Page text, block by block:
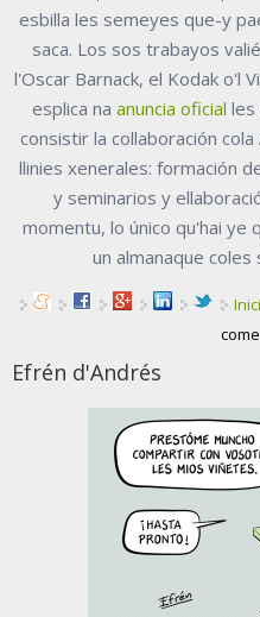
esbilla les semeyes que-y
saca. Los sos trabayos
l'Oscar Barnack, el Kodak o'l
esplica na anuncia oficial les
consistir la collaboración
llinies xenerales: formación
y seminarios y
momentu, lo único qu'hai ye
un almanaque
Efrén d'Andrés